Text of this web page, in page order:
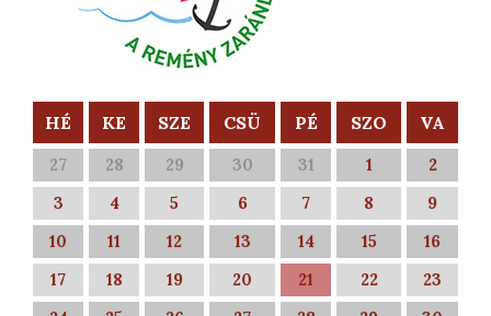
HÉ KE SZE CSÜ PÉ SZO VA
27 28 29 30 31 1
2
3
4 5 6 7 8
9
10
11 12 13 14 15
16
17
18 19 20 21 22
23